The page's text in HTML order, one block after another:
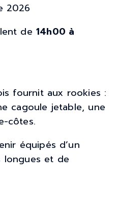
2026
de14h00 à
fournit aux rookies :
cagoule jetable, une
côtes.
équipés d’un
longues et de